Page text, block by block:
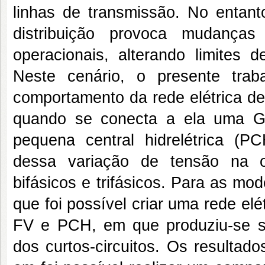
linhas de transmissão. No
distribuição provoca
operacionais, alterando limites
Neste cenário, o presente
comportamento da rede elétrica
quando se conecta a ela uma
pequena central hidrelétrica
dessa variação de tensão na
bifásicos e trifásicos. Para as
que foi possível criar uma rede
FV e PCH, em que produziu-se
dos curtos-circuitos. Os